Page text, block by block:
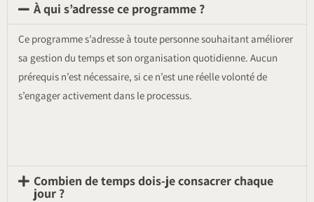
À qui s’adresse ce programme ?
Ce programme s’adresse à toute personne souhaitant améliorer
sa gestion du temps et son organisation quotidienne. Aucun
prérequis n’est nécessaire, si ce n’est une réelle volonté de
s’engager activement dans le processus.
Combien de temps dois-je consacrer chaque
jour ?